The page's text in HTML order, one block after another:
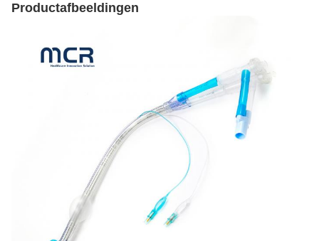
Productafbeeldingen